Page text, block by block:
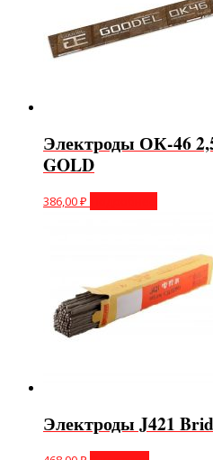
Электроды ОК-46
GOLD
386,00₽
Электроды J421